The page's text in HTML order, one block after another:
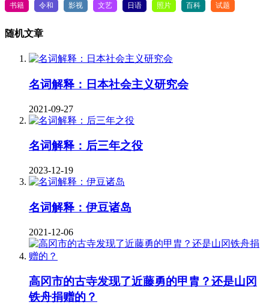
书籍 令和 影视 文艺 日语 照片 百科 试题
随机文章
名词解释：日本社会主义研究会
2021-09-27
名词解释：后三年之役
2023-12-19
名词解释：伊豆诸岛
2021-12-06
高冈市的古寺发现了近藤勇的甲胄？还是山冈
铁舟捐赠的？